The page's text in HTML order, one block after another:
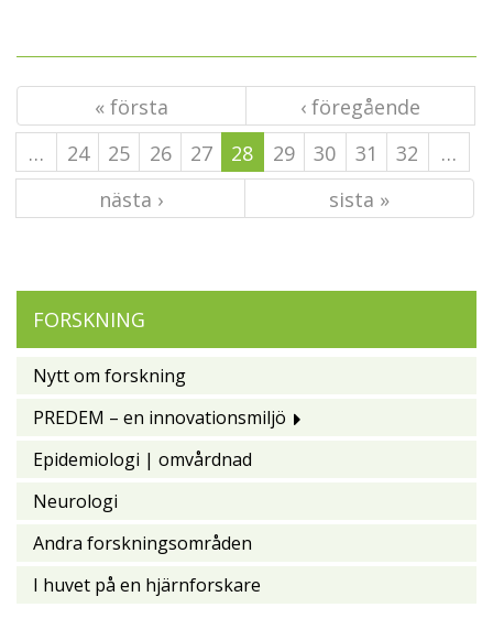
« första
‹ föregående
…
24 25 26 27 28 29 30 31 32
…
nästa ›
sista »
FORSKNING
Nytt om forskning
PREDEM – en innovationsmiljö
Epidemiologi | omvårdnad
Neurologi
Andra forskningsområden
I huvet på en hjärnforskare